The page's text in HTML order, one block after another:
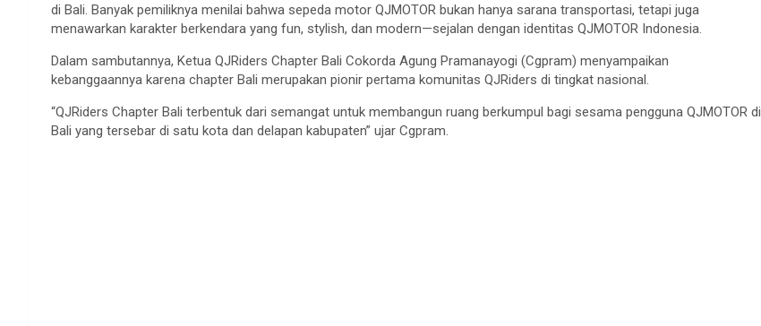
di Bali. Banyak pemiliknya menilai bahwa sepeda motor QJMOTOR bukan hanya sarana transportasi, tetapi juga
menawarkan karakter berkendara yang fun, stylish, dan modern—sejalan dengan identitas QJMOTOR Indonesia.
Dalam sambutannya, Ketua QJRiders Chapter Bali Cokorda Agung Pramanayogi (Cgpram) menyampaikan
kebanggaannya karena chapter Bali merupakan pionir pertama komunitas QJRiders di tingkat nasional.
“QJRiders Chapter Bali terbentuk dari semangat untuk membangun ruang berkumpul bagi sesama pengguna QJMOTOR di
Bali yang tersebar di satu kota dan delapan kabupaten” ujar Cgpram.